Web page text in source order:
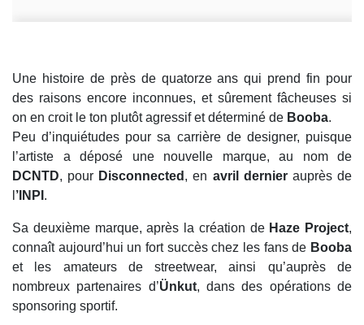
Une histoire de près de quatorze ans qui prend fin pour
des raisons encore inconnues, et sûrement fâcheuses si
on en croit le ton plutôt agressif et déterminé de Booba.
Peu d’inquiétudes pour sa carrière de designer, puisque
l’artiste a déposé une nouvelle marque, au nom de
DCNTD, pour Disconnected , en avril dernierauprès de
’INPI .
Sa deuxième marque, après la création de Haze Project,
connaît aujourd’hui un fort succès chez les fans de Booba
et les amateurs de streetwear, ainsi qu’auprès de
nombreux partenaires d’Ünkut, dans des opérations de
sponsoring sportif.